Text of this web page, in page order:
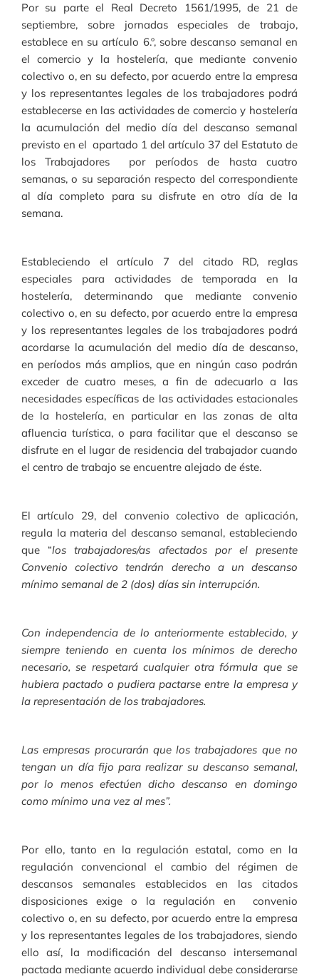
Por su parte el Real Decreto 1561/1995, de 21 de
septiembre, sobre jornadas especiales de trabajo,
establece en su artículo 6.º, sobre descanso semanal en
el comercio y la hostelería, que mediante convenio
colectivo o, en su defecto, por acuerdo entre la empresa
y los representantes legales de los trabajadores podrá
establecerse en las actividades de comercio y hostelería
la acumulación del medio día del descanso semanal
previsto en el apartado 1 del artículo 37 del Estatuto de
los Trabajadores por períodos de hasta cuatro
semanas, o su separación respecto del correspondiente
al día completo para su disfrute en otro día de la
semana.
Estableciendo el artículo 7 del citado RD, reglas
especiales para actividades de temporada en la
hostelería, determinando que mediante convenio
colectivo o, en su defecto, por acuerdo entre la empresa
y los representantes legales de los trabajadores podrá
acordarse la acumulación del medio día de descanso,
en períodos más amplios, que en ningún caso podrán
exceder de cuatro meses, a fin de adecuarlo a las
necesidades específicas de las actividades estacionales
de la hostelería, en particular en las zonas de alta
afluencia turística, o para facilitar que el descanso se
disfrute en el lugar de residencia del trabajador cuando
el centro de trabajo se encuentre alejado de éste.
El artículo 29, del convenio colectivo de aplicación,
regula la materia del descanso semanal, estableciendo
que “los trabajadores/as afectados por el presente
Convenio colectivo tendrán derecho a un descanso
mínimo semanal de 2 (dos) días sin interrupción.
Con independencia de lo anteriormente establecido, y
siempre teniendo en cuenta los mínimos de derecho
necesario, se respetará cualquier otra fórmula que se
hubiera pactado o pudiera pactarse entre la empresa y
la representación de los trabajadores.
Las empresas procurarán que los trabajadores que no
tengan un día fijo para realizar su descanso semanal,
por lo menos efectúen dicho descanso en domingo
como mínimo una vez al mes”.
Por ello, tanto en la regulación estatal, como en la
regulación convencional el cambio del régimen de
descansos semanales establecidos en las citados
disposiciones exige o la regulación en convenio
colectivo o, en su defecto, por acuerdo entre la empresa
y los representantes legales de los trabajadores, siendo
ello así, la modificación del descanso intersemanal
pactada mediante acuerdo individual debe considerarse